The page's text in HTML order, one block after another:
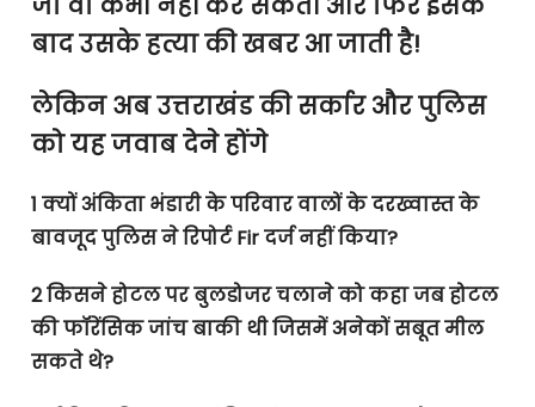
बाद उसके हत्या की खबर आ जाती है!
लेकिन अब उत्तराखंड की सर्कार और पुलिस
को यह जवाब देने होंगे
1 क्यों अंकिता भंडारी के परिवार वालों के दरख्वास्त के
बावजूद पुलिस ने रिपोर्ट Fir दर्ज नहीं किया?
2 किसने होटल पर बुलडोजर चलाने को कहा जब होटल
की फॉरेंसिक जांच बाकी थी जिसमें अनेकों सबूत मील
सकते थे?